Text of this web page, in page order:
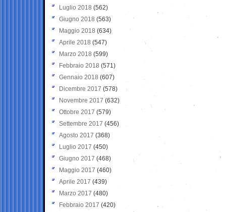
Luglio 2018 (562)
Giugno 2018 (563)
Maggio 2018 (634)
Aprile 2018 (547)
Marzo 2018 (599)
Febbraio 2018 (571)
Gennaio 2018 (607)
Dicembre 2017 (578)
Novembre 2017 (632)
Ottobre 2017 (579)
Settembre 2017 (456)
Agosto 2017 (368)
Luglio 2017 (450)
Giugno 2017 (468)
Maggio 2017 (460)
Aprile 2017 (439)
Marzo 2017 (480)
Febbraio 2017 (420)